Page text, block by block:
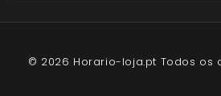
© 2026 Horario-loja.pt Todos os